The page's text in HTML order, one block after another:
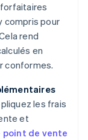
compris pour
rend
en
conformes.
les frais
et
point de vente